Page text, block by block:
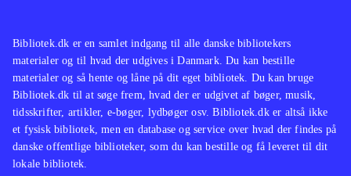
Bibliotek.dk er en samlet indgang til alle danske bibliotekers
materialer og til hvad der udgives i Danmark. Du kan bestille
materialer og så hente og låne på dit eget bibliotek. Du kan bruge
Bibliotek.dk til at søge frem, hvad der er udgivet af bøger, musik,
tidsskrifter, artikler, e-bøger, lydbøger osv. Bibliotek.dk er altså ikke
et fysisk bibliotek, men en database og service over hvad der findes på
danske offentlige biblioteker, som du kan bestille og få leveret til dit
lokale bibliotek.